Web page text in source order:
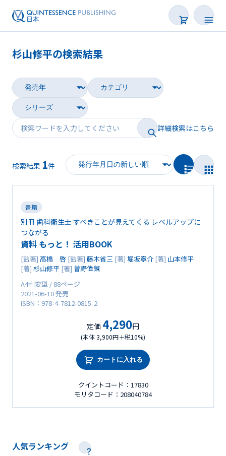
雑誌
映像
電子BOOK
著者一覧
杉山修平の検索結果
詳細検索はこちら
検索結果 1件
書籍
別冊 歯科衛生士 すべきことが見えてくる レベルアップに
つながる
資料 もっと！ 活用BOOK
[監著] 高橋 啓 [監著] 藤木省三 [著] 堀坂寧介 [著] 山本修平
[著] 杉山修平 [著] 曽野偉錬
A4判変型 / 88ページ
2021-06-10 発売
ISBN：978-4-7812-0815-2
定価 4,290円
(本体 3,900円＋税10%)
カートに入れる
クイントコード：17830
モリタコード：208040784
人気ランキング